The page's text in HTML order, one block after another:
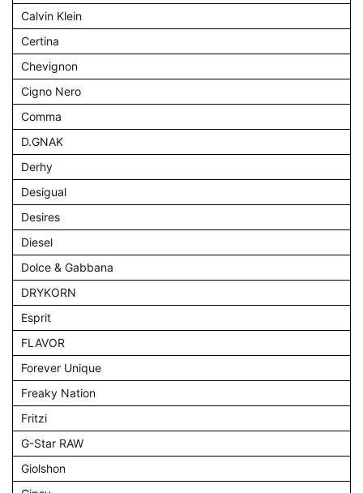
Calvin Klein
Certina
Chevignon
Cigno Nero
Comma
D.GNAK
Derhy
Desigual
Desires
Diesel
Dolce & Gabbana
DRYKORN
Esprit
FLAVOR
Forever Unique
Freaky Nation
Fritzi
G-Star RAW
Giolshon